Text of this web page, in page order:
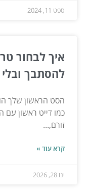
ספט 11, 2024
איך לבחור
להסתבך
הסט הראשון שלך
כמו דייט ראשון
זורם,...
קרא עוד »
ינו 28, 2026